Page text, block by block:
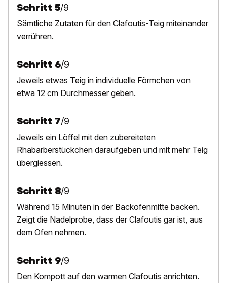
Schritt 5/9
Sämtliche Zutaten für den Clafoutis-Teig miteinander
verrühren.
Schritt 6/9
Jeweils etwas Teig in individuelle Förmchen von
etwa 12 cm Durchmesser geben.
Schritt 7/9
Jeweils ein Löffel mit den zubereiteten
Rhabarberstückchen daraufgeben und mit mehr Teig
übergiessen.
Schritt 8/9
Während 15 Minuten in der Backofenmitte backen.
Zeigt die Nadelprobe, dass der Clafoutis gar ist, aus
dem Ofen nehmen.
Schritt 9/9
Den Kompott auf den warmen Clafoutis anrichten.